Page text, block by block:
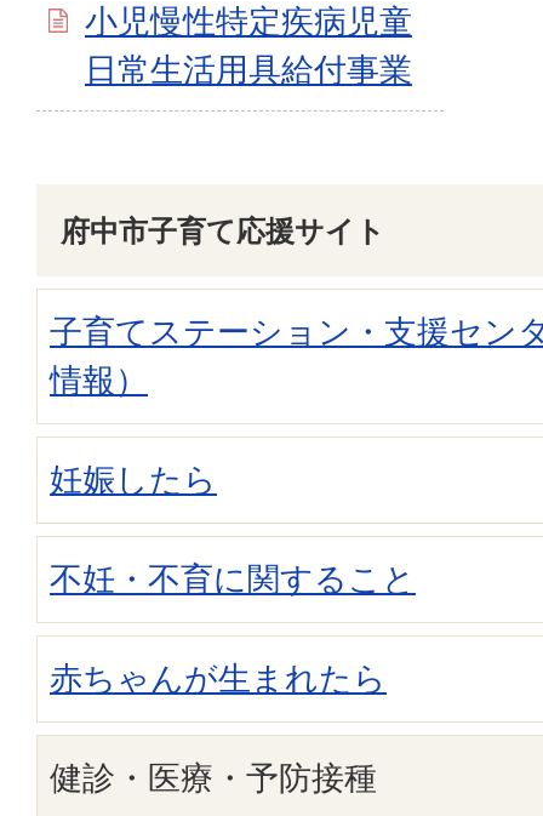
小児慢性特定疾病児童
日常生活用具給付事業
府中市子育て応援サイト
子育てステーション・支援セン
情報）
妊娠したら
不妊・不育に関すること
赤ちゃんが生まれたら
健診・医療・予防接種